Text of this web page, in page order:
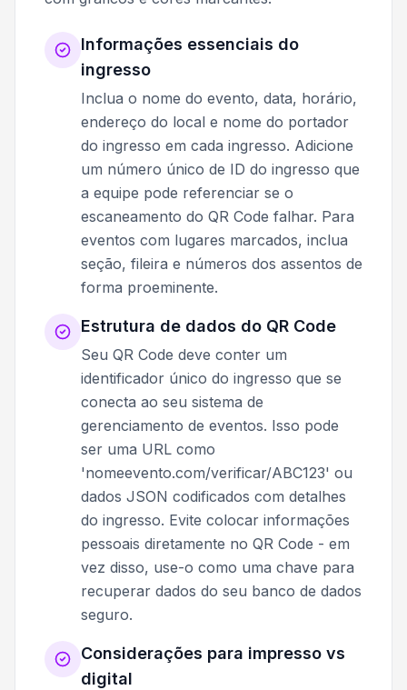
Informações essenciais do
ingresso
Inclua o nome do evento, data, horário,
endereço do local e nome do portador
do ingresso em cada ingresso. Adicione
um número único de ID do ingresso que
a equipe pode referenciar se o
escaneamento do QR Code falhar. Para
eventos com lugares marcados, inclua
seção, fileira e números dos assentos de
forma proeminente.
Estrutura de dados do QR Code
Seu QR Code deve conter um
identificador único do ingresso que se
conecta ao seu sistema de
gerenciamento de eventos. Isso pode
ser uma URL como
'nomeevento.com/verificar/ABC123' ou
dados JSON codificados com detalhes
do ingresso. Evite colocar informações
pessoais diretamente no QR Code - em
vez disso, use-o como uma chave para
recuperar dados do seu banco de dados
seguro.
Considerações para impresso vs
digital